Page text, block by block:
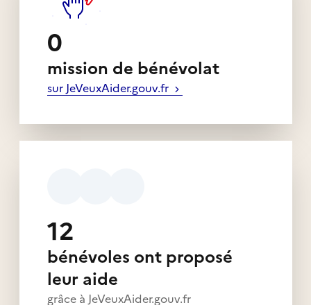
0
mission de bénévolat
sur JeVeuxAider.gouv.fr
12
bénévoles ont proposé
leur aide
grâce à JeVeuxAider.gouv.fr